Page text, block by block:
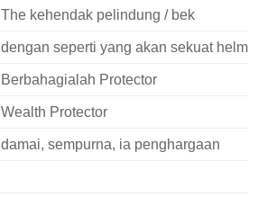
The kehendak pelindung / bek
dengan seperti yang akan sekuat helm
Berbahagialah Protector
Wealth Protector
damai, sempurna, ia penghargaan